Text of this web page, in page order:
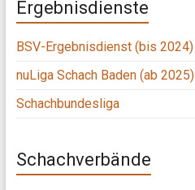
Ergebnisdienste
BSV-Ergebnisdienst (bis 2024)
nuLiga Schach Baden (ab 2025)
Schachbundesliga
Schachverbände